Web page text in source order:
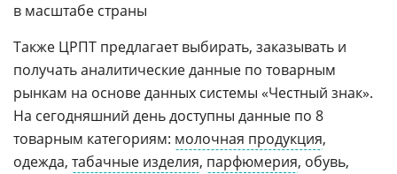
в масштабе страны
Также ЦРПТ предлагает выбирать, заказывать и
получать аналитические данные по товарным
рынкам на основе данных системы «Честный знак».
На сегодняшний день доступны данные по 8
товарным категориям: молочная продукция,
одежда, табачные изделия, парфюмерия, обувь,